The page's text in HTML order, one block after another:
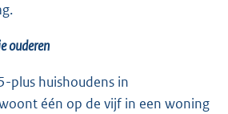
ouderen
plus huishoudens in
één op de vijf in een woning